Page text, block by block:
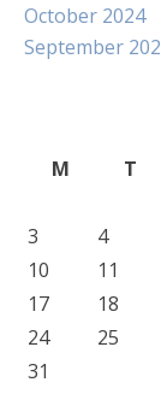
October 2024
September
M
T
3
4
10
11
17
18
24
25
31